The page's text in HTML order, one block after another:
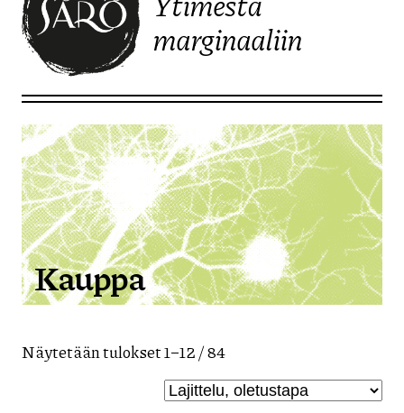
marginaaliin
Kauppa
Näytetään tulokset 1–12 / 84